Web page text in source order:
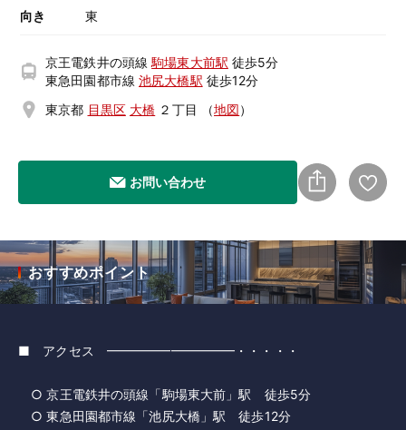
向き 東
京王電鉄井の頭線駒場東大前駅 徒歩5分
東急田園都市線 池尻大橋駅 徒歩12分
東京都 目黒区 大橋 ２丁目 （地図）
お問い合わせ
おすすめポイント
■ アクセス ━━━━━━━━━━・・・・・
○ 京王電鉄井の頭線「駒場東大前」駅 徒歩5分
○ 東急田園都市線「池尻大橋」駅 徒歩12分